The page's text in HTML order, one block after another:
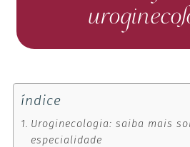
índice
Uroginecologia: saiba mais
especialidade